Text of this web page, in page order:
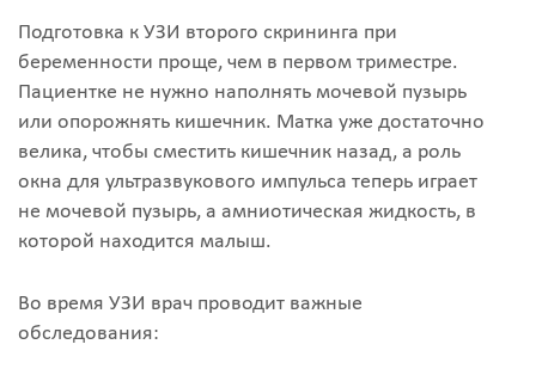
Подготовка к УЗИ второго скрининга при
беременности проще, чем в первом триместре.
Пациентке не нужно наполнять мочевой пузырь
или опорожнять кишечник. Матка уже достаточно
велика, чтобы сместить кишечник назад, а роль
окна для ультразвукового импульса теперь играет
не мочевой пузырь, а амниотическая жидкость, в
которой находится малыш.
Во время УЗИ врач проводит важные
обследования: